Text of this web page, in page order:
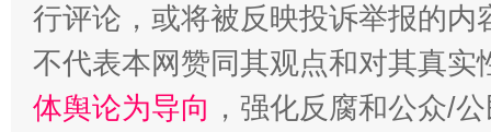
招工难、用工荒背后
行评论，或将被反映投诉举报的
不代表本网赞同其观点和对其真实
体舆论为导向 ，强化反腐和公众/